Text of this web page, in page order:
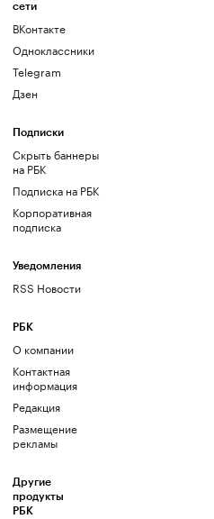
сети
ВКонтакте
Одноклассники
Telegram
Дзен
Подписки
Скрыть баннеры
на РБК
Подписка на РБК
Корпоративная
подписка
Уведомления
RSS Новости
РБК
О компании
Контактная
информация
Редакция
Размещение
рекламы
Другие
продукты
РБК